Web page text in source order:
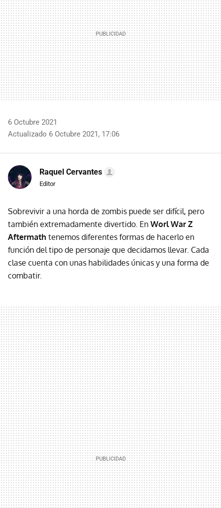
6 Octubre 2021
Actualizado 6 Octubre 2021, 17:06
Raquel Cervantes
Editor
Sobrevivir a una horda de zombis puede ser difícil, pero
también extremadamente divertido. En Worl War Z
Aftermath tenemos diferentes formas de hacerlo en
función del tipo de personaje que decidamos llevar. Cada
clase cuenta con unas habilidades únicas y una forma de
combatir.